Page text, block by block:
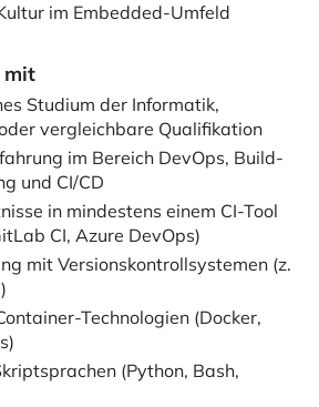
im Embedded-Umfeld
mit
Studium der Informatik,
vergleichbare Qualifikation
im Bereich DevOps, Build-
und CI/CD
in mindestens einem CI-Tool
CI, Azure DevOps)
mit Versionskontrollsystemen (z.
Technologien (Docker,
(Python, Bash,